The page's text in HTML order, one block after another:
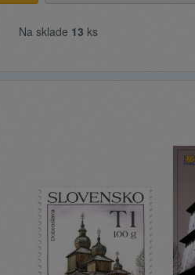
Na sklade 13 ks